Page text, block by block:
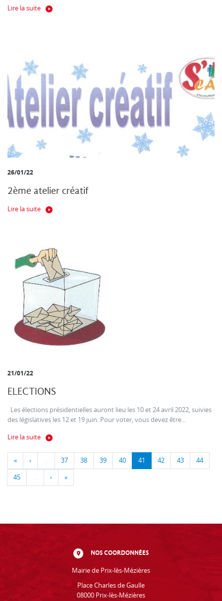
Lire la suite
26/01/22
2ème atelier créatif
Lire la suite
21/01/22
ELECTIONS
Les élections présidentielles auront lieu les 10 et 24 avril 2022, suivies
des législatives les 12 et 19 juin. Pour voter, vous devez être...
Lire la suite
« ‹ … 37 38 39 40 41 42 43 44
45 … › »
NOS COORDONNÉES
Mairie de Prix-lès-Mézières
Place Charles de Gaulle
08000 Prix-lès-Mézières